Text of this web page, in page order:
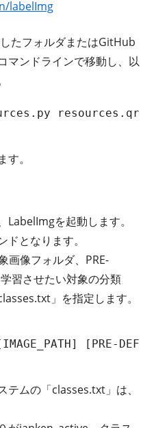
labelImg
たフォルダまたはGitHub
マンドラインで移動し、以
resources.qr
。
を起動します。
ドとなります。
画像フォルダ、PRE-
学習させたい対象の分類
」を指定します。
[PRE-DEF
ムの「classes.txt」は、